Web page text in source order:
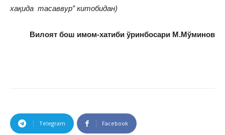
хақида тасаввур” китобидан)
Вилоят бош имом-хатиби ўринбосари М.Мўминов
Telegram Facebook